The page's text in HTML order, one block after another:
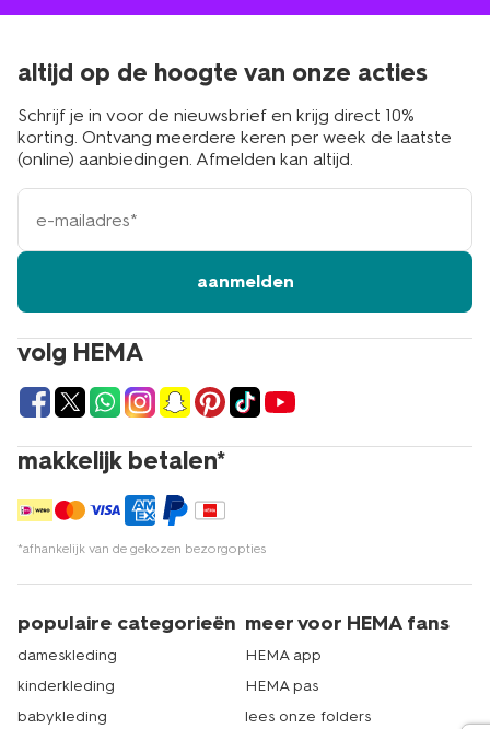
volg HEMA
makkelijk betalen*
*afhankelijk van de gekozen bezorgopties
altijd op de hoogte van onze acties
Schrijf je in voor de nieuwsbrief en krijg direct 10%
korting. Ontvang meerdere keren per week de laatste
(online) aanbiedingen. Afmelden kan altijd.
e-
mailadres
aanmelden
populaire categorieën
dameskleding
kinderkleding
babykleding
meer voor HEMA fans
HEMA app
HEMA pas
lees onze folders